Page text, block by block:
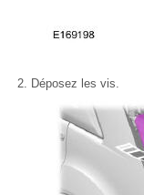
Déposez les vis.